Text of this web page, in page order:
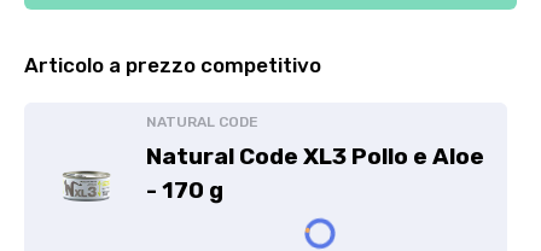
Articolo a prezzo competitivo
NATURAL CODE
Natural Code XL3 Pollo e Aloe
- 170 g